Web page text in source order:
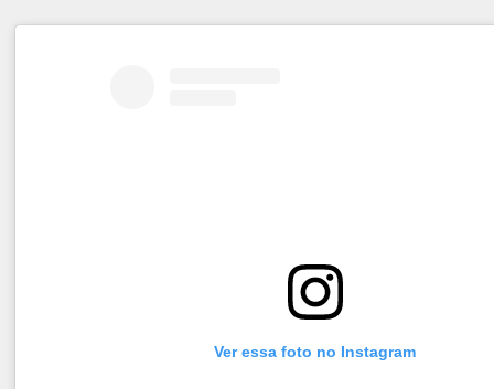
Ver essa foto no Instagram